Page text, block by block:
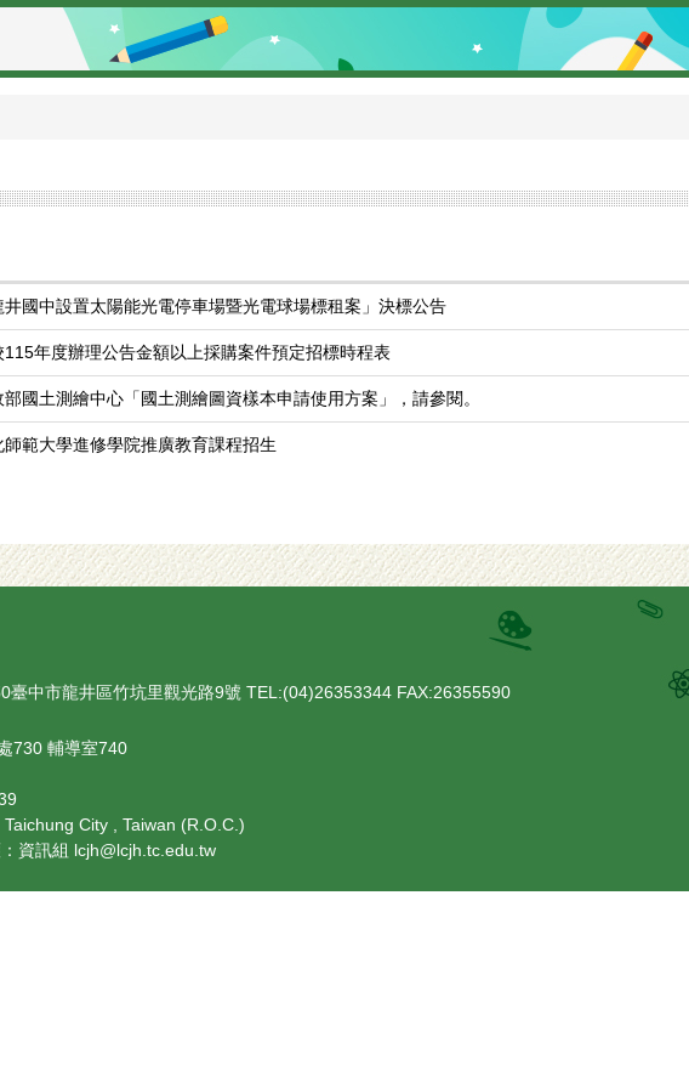
井國中設置太陽能光電停車場暨光電球場標租案」決標公告
115年度辦理公告金額以上採購案件預定招標時程表
國土測繪中心「國土測繪圖資樣本申請使用方案」，請參閱。
師範大學進修學院推廣教育課程招生
臺中市龍井區竹坑里觀光路9號 TEL:(04)26353344 FAX:26355590
730 輔導室740
City , Taiwan (R.O.C.)
訊組 lcjh@lcjh.tc.edu.tw